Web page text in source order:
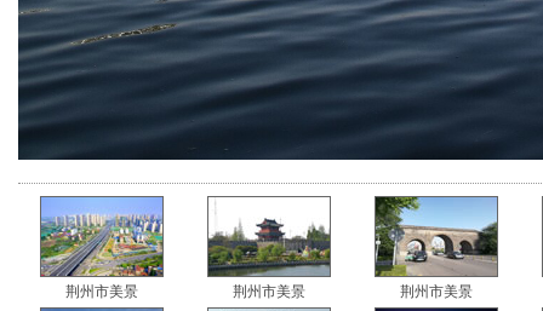
荆州市美景 荆州市美景 荆州市美景